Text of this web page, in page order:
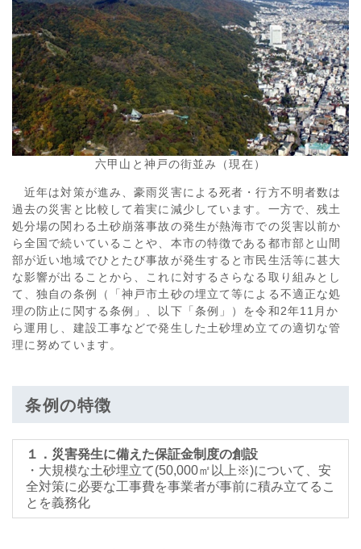
六甲山と神戸の街並み（現在）
近年は対策が進み、豪雨災害による死者・行方不明者数は
過去の災害と比較して着実に減少しています。一方で、残土
処分場の関わる土砂崩落事故の発生が熱海市での災害以前か
ら全国で続いていることや、本市の特徴である都市部と山間
部が近い地域でひとたび事故が発生すると市民生活等に甚大
な影響が出ることから、これに対するさらなる取り組みとし
て、独自の条例（「神戸市土砂の埋立て等による不適正な処
理の防止に関する条例」、以下「条例」）を令和2年11月か
ら運用し、建設工事などで発生した土砂埋め立ての適切な管
理に努めています。
条例の特徴
１．災害発生に備えた保証金制度の創設
・大規模な土砂埋立て(50,000㎡以上※)について、安
全対策に必要な工事費を事業者が事前に積み立てるこ
とを義務化